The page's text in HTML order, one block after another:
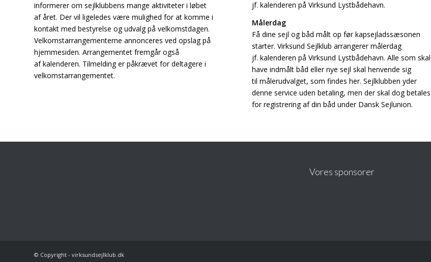
informerer om sejlklubbens mange aktiviteter i løbet
af året. Der vil ligeledes være mulighed for at komme i
kontakt med bestyrelse og udvalg på velkomstdagen.
Velkomstarrangementerne annonceres ved opslag på
hjemmesiden. Arrangementet fremgår også
af kalenderen. Tilmelding er påkrævet for deltagere i
velkomstarrangementet.
jf. kalenderen på Virksund Lystbådehavn.
Målerdag
Få dine sejl og båd målt op før kapsejladssæsonen
starter. Virksund Sejlklub arrangerer målerdag
jf. kalenderen på Virksund Lystbådehavn. Alle som skal
have indmålt båd eller nye sejl skal henvende sig
til målerudvalget, som findes her. Sejlklubben yder
denne service uden betaling, men der skal dog betales
for registrering af din båd under Dansk Sejlunion.
Vores sponsorer
© Copyright - virksundsejlklub.dk